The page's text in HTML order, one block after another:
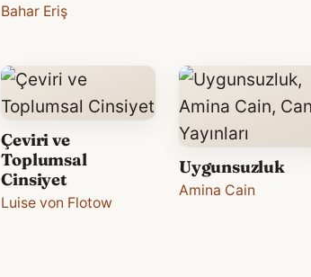
Bahar Eriş
Çeviri ve
Toplumsal
Cinsiyet
Luise von Flotow
Uygunsuzluk
Amina Cain